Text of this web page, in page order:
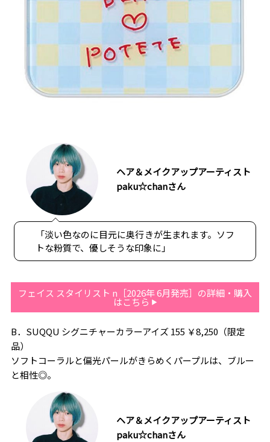
ヘア＆メイクアップアーティスト
paku☆chanさん
「淡い色なのに目元に奥行きが生まれます。ソフ
トな粉質で、優しそうな印象に」
フェイス スタイリスト n［2026年 6月発売］の詳細・購入
はこちら
B．SUQQU シグニチャーカラーアイズ 155 ￥8,250（限定
品）
ソフトコーラルと偏光パールがきらめくパープルは、ブルー
と相性◎。
ヘア＆メイクアップアーティスト
paku☆chanさん